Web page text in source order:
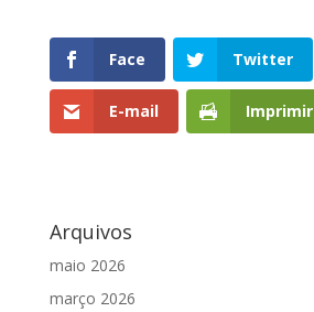
Face Twitter
E-mail Imprimir
Arquivos
maio 2026
março 2026